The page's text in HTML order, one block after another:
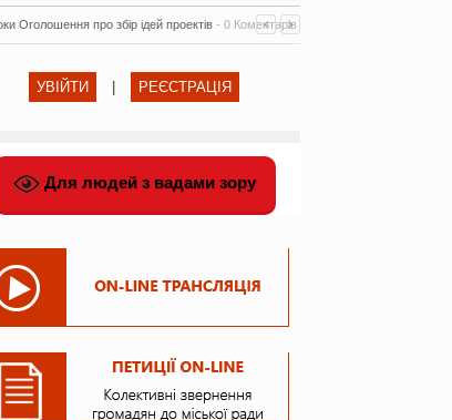
Оголошення про збір ідей проектів - 0 Коментарів
УВІЙТИ РЕЄСТРАЦІЯ
Для людей з вадами зору